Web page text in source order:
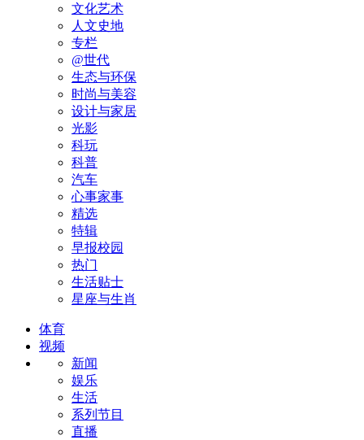
文化艺术
人文史地
专栏
@世代
生态与环保
时尚与美容
设计与家居
光影
科玩
科普
汽车
心事家事
精选
特辑
早报校园
热门
生活贴士
星座与生肖
体育
视频
新闻
娱乐
生活
系列节目
直播